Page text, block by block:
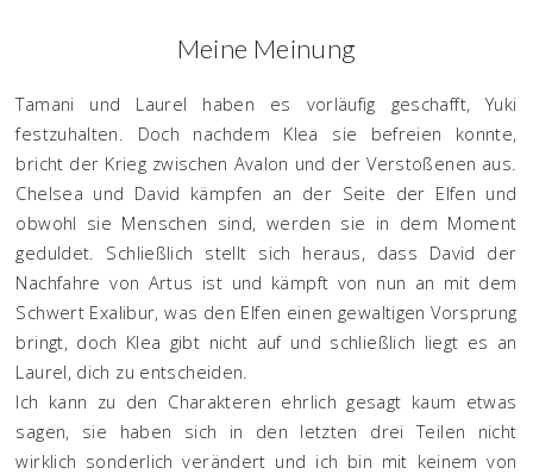
Meine Meinung
Tamani und Laurel haben es vorläufig geschafft, Yuki
festzuhalten. Doch nachdem Klea sie befreien konnte,
bricht der Krieg zwischen Avalon und der Verstoßenen aus.
Chelsea und David kämpfen an der Seite der Elfen und
obwohl sie Menschen sind, werden sie in dem Moment
geduldet. Schließlich stellt sich heraus, dass David der
Nachfahre von Artus ist und kämpft von nun an mit dem
Schwert Exalibur, was den Elfen einen gewaltigen Vorsprung
bringt, doch Klea gibt nicht auf und schließlich liegt es an
Laurel, dich zu entscheiden.
Ich kann zu den Charakteren ehrlich gesagt kaum etwas
sagen, sie haben sich in den letzten drei Teilen nicht
wirklich sonderlich verändert und ich bin mit keinem von